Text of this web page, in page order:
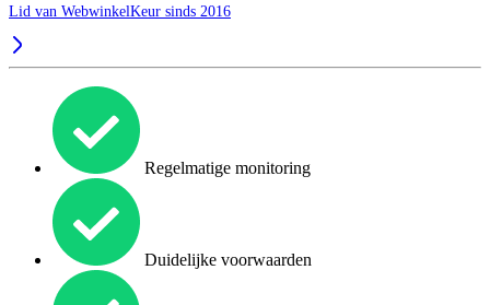
Lid van WebwinkelKeur sinds 2016
Regelmatige monitoring
Duidelijke voorwaarden